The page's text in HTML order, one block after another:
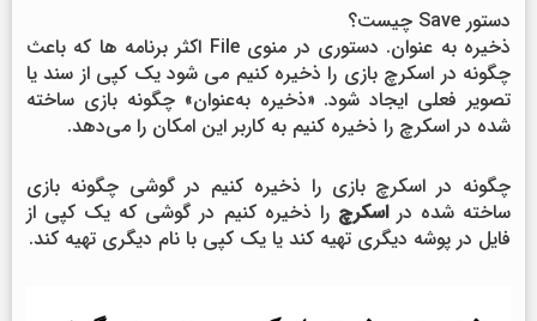
دستور Save چیست؟
ذخیره به عنوان. دستوری در منوی File اکثر برنامه ها که باعث
چگونه در اسکرچ بازی را ذخیره کنیم می شود یک کپی از سند یا
تصویر فعلی ایجاد شود. «ذخیره به‌عنوان» چگونه بازی ساخته
شده در اسکرچ را ذخیره کنیم به کاربر این امکان را می‌دهد.
چگونه در اسکرچ بازی را ذخیره کنیم در گوشی چگونه بازی
ساخته شده دراسکرچ را ذخیره کنیم در گوشی که یک کپی از
فایل در پوشه دیگری تهیه کند یا یک کپی با نام دیگری تهیه کند.